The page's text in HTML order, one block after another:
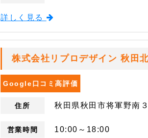
詳しく見る
株式会社リプロデザイン 秋田
Google口コミ高評価
住所 秋田県秋田市将軍野南
営業時間 10:00～18:00